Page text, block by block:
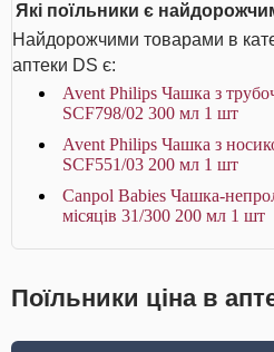
Які поїльники є
Найдорожчими товарами в
аптеки DS є:
Avent Philips Чашка з
SCF798/02 300 мл 1 шт
Avent Philips Чашка з
SCF551/03 200 мл 1 шт
Canpol Babies Чашка-
місяців 31/300 200 мл 1 шт
Поїльники ціна в